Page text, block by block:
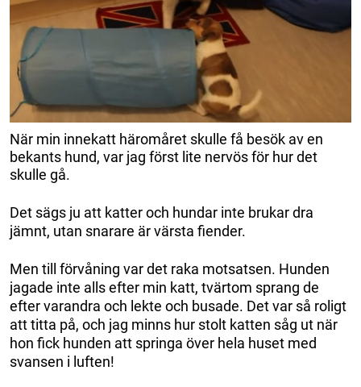
När min innekatt häromåret skulle få besök av en
bekants hund, var jag först lite nervös för hur det
skulle gå.
Det sägs ju att katter och hundar inte brukar dra
jämnt, utan snarare är värsta fiender.
Men till förvåning var det raka motsatsen. Hunden
jagade inte alls efter min katt, tvärtom sprang de
efter varandra och lekte och busade. Det var så roligt
att titta på, och jag minns hur stolt katten såg ut när
hon fick hunden att springa över hela huset med
svansen i luften!